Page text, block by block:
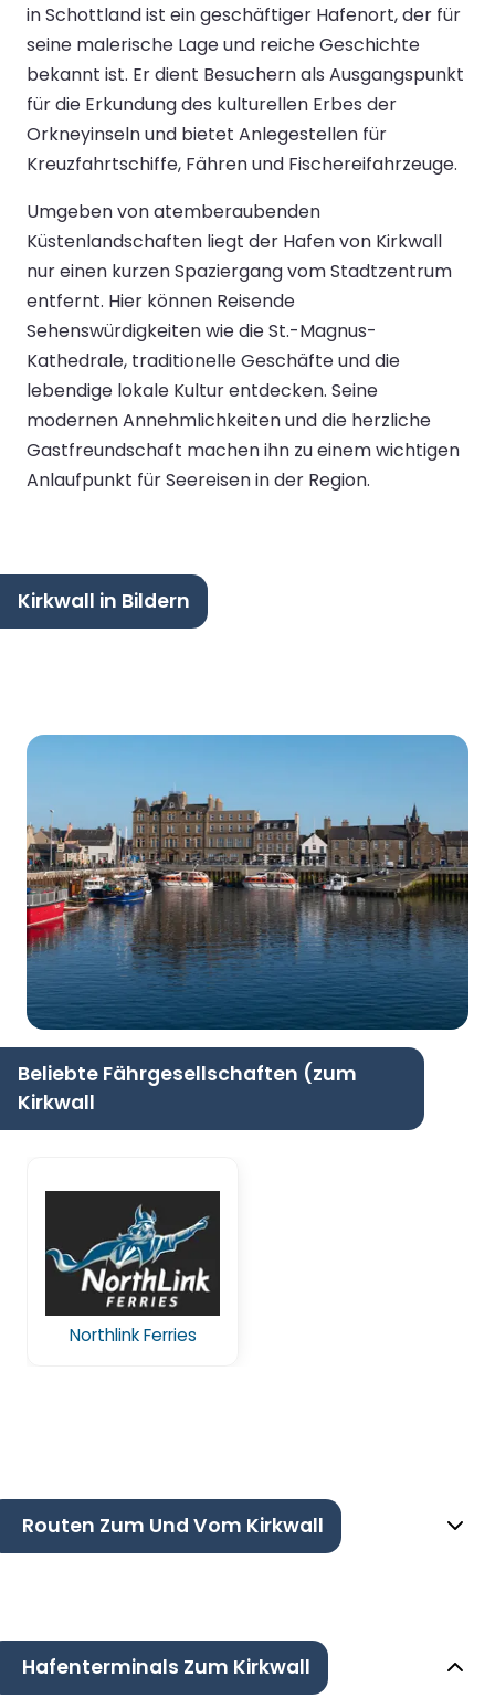
in Schottland ist ein geschäftiger Hafenort, der für
seine malerische Lage und reiche Geschichte
bekannt ist. Er dient Besuchern als Ausgangspunkt
für die Erkundung des kulturellen Erbes der
Orkneyinseln und bietet Anlegestellen für
Kreuzfahrtschiffe, Fähren und Fischereifahrzeuge.
Umgeben von atemberaubenden
Küstenlandschaften liegt der Hafen von Kirkwall
nur einen kurzen Spaziergang vom Stadtzentrum
entfernt. Hier können Reisende
Sehenswürdigkeiten wie die St.-Magnus-
Kathedrale, traditionelle Geschäfte und die
lebendige lokale Kultur entdecken. Seine
modernen Annehmlichkeiten und die herzliche
Gastfreundschaft machen ihn zu einem wichtigen
Anlaufpunkt für Seereisen in der Region.
Kirkwall in Bildern
Beliebte Fährgesellschaften (zum
Kirkwall
Northlink Ferries
Routen Zum Und Vom Kirkwall
Hafenterminals Zum Kirkwall